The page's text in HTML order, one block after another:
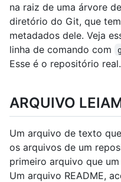
na raiz de uma árvore
diretório do Git, que
metadados dele. Veja
linha de comando com
Esse é o repositório real.
ARQUIVO
Um arquivo de texto
os arquivos de um
primeiro arquivo que
Um arquivo README,